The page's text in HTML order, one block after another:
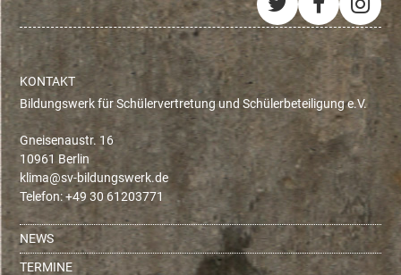
Twitter
KONTAKT
Bildungswerk für Schülervertretung und Schülerbeteiligung e.V.
Gneisenaustr. 16
10961 Berlin
ed.krewsgnudlib-vs@amilk
Telefon: +49 30 61203771
NEWS
TERMINE